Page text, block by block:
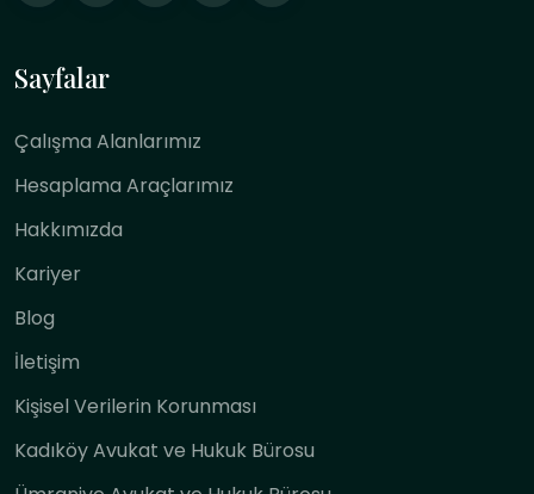
Sayfalar
Çalışma Alanlarımız
Hesaplama Araçlarımız
Hakkımızda
Kariyer
Blog
İletişim
Kişisel Verilerin Korunması
Kadıköy Avukat ve Hukuk Bürosu